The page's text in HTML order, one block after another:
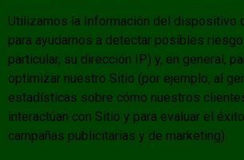
Utilizamos la Información del dispositivo
para ayudarnos a detectar posibles
particular, su dirección IP) y, en general,
optimizar nuestro Sitio (por ejemplo, al
estadísticas sobre cómo nuestros
interactúan con Sitio y para evaluar el
campañas publicitarias y de marketing).